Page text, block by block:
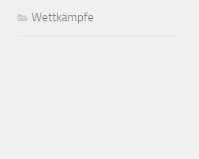
Wettkämpfe